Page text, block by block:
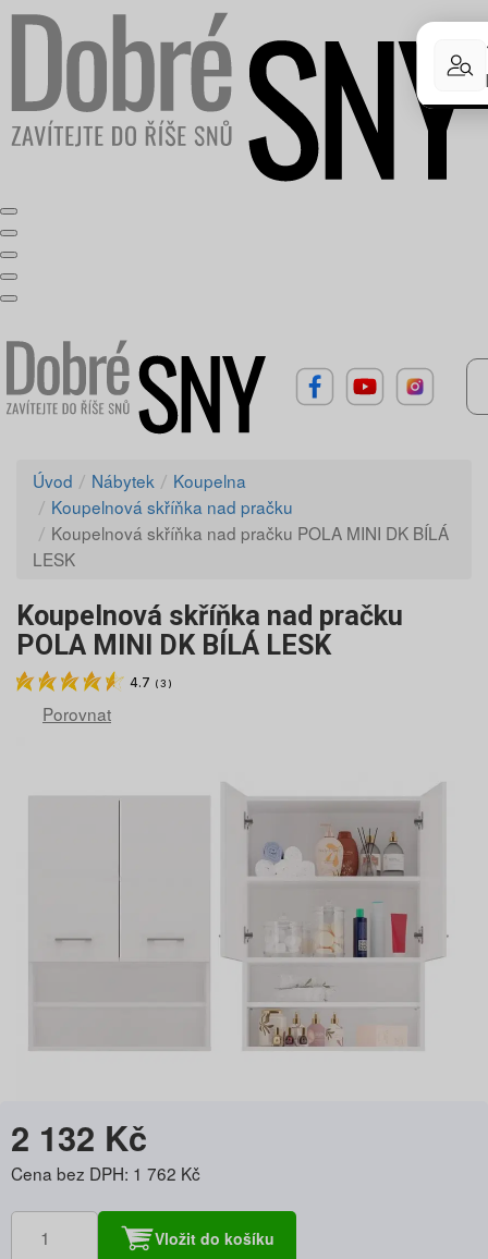
Úvod Nábytek
Koupelna
Koupelnová skříňka nad pračku
Koupelnová skříňka nad pračku POLA MINI DK BÍLÁ
LESK
Koupelnová skříňka nad pračku
POLA MINI DK BÍLÁ LESK
4.7 ( 3 )
Porovnat
2 132 Kč
Cena bez DPH: 1 762 Kč
Vložit do košíku